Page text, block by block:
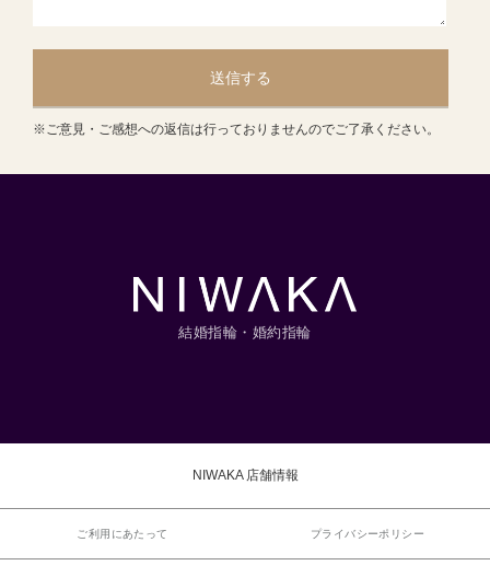
送信する
※ご意見・ご感想への返信は行っておりませんのでご了承ください。
結婚指輪・婚約指輪
NIWAKA 店舗情報
ご利用にあたって プライバシーポリシー